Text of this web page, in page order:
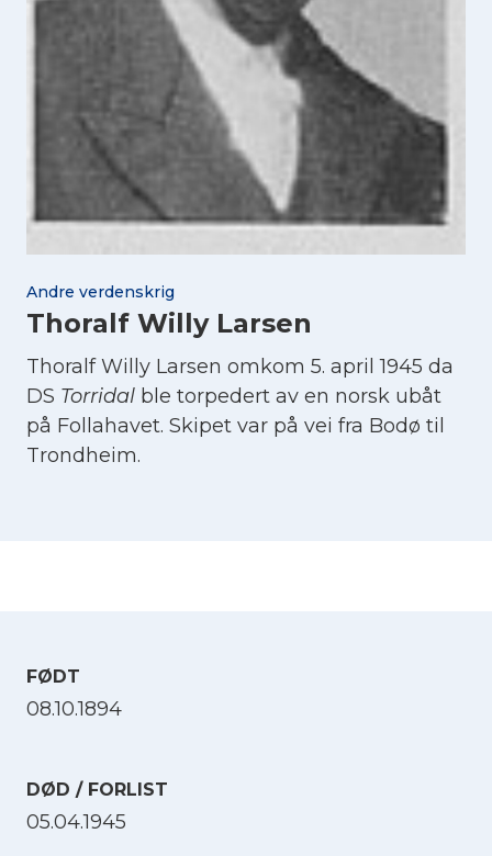
Andre verdenskrig
Thoralf Willy Larsen
Thoralf Willy Larsen omkom 5. april 1945 da
DS Torridal ble torpedert av en norsk ubåt
på Follahavet. Skipet var på vei fra Bodø til
Trondheim.
FØDT
08.10.1894
DØD / FORLIST
05.04.1945